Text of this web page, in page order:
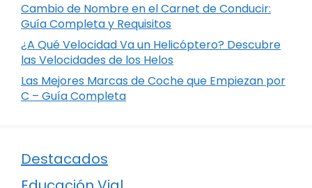
Cambio de Nombre en el Carnet de Conducir:
Guía Completa y Requisitos
¿A Qué Velocidad Va un Helicóptero? Descubre
las Velocidades de los Helos
Las Mejores Marcas de Coche que Empiezan por
C – Guía Completa
Destacados